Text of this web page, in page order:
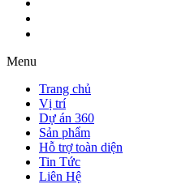
Menu
Trang chủ
Vị trí
Dự án 360
Sản phẩm
Hỗ trợ toàn diện
Tin Tức
Liên Hệ